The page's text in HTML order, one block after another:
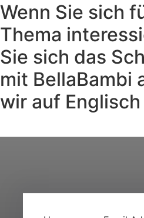
Wenn Sie sich
Thema
Sie sich das
mit BellaBambi
wir auf